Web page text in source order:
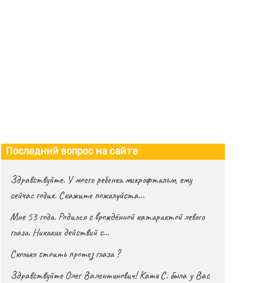
Последний вопрос на сайте
Здравствуйте. У моего ребенка микрофтальм, ему
сейчас годик. Скажите пожалуйста…
Мне 53 года. Родился с врождённой катарактой левого
глаза. Никаких действий с…
Сколько стоить протез глаза ?
Здравствуйте Олег Валентинович! Катя С. была у Вас